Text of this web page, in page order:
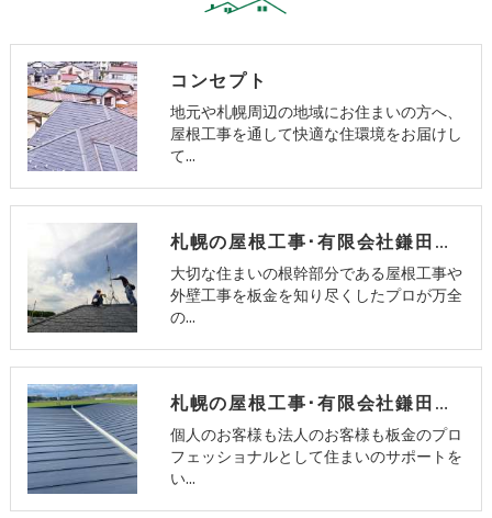
コンセプト
地元や札幌周辺の地域にお住まいの方へ、
屋根工事を通して快適な住環境をお届けし
て…
札幌の屋根工事･有限会社鎌田板金工業の口コミ情報
大切な住まいの根幹部分である屋根工事や
外壁工事を板金を知り尽くしたプロが万全
の…
札幌の屋根工事･有限会社鎌田板金工業のお客様の声
個人のお客様も法人のお客様も板金のプロ
フェッショナルとして住まいのサポートを
い…